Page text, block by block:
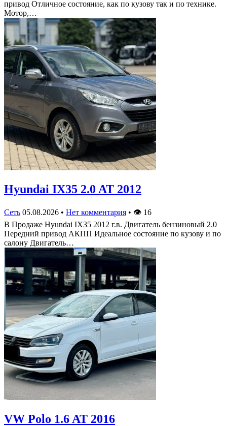
привод Отличное состояние, как по кузову так и по технике.
Мотор,…
Hyundai IX35 2.0 AT 2012
Сеть 05.08.2026 • Нет комментария • 👁 16
В Продаже Hyundai IX35 2012 г.в. Двигатель бензиновый 2.0
Передний привод АКПП Идеальное состояние по кузову и по
салону Двигатель…
VW Polo 1.6 AT 2016